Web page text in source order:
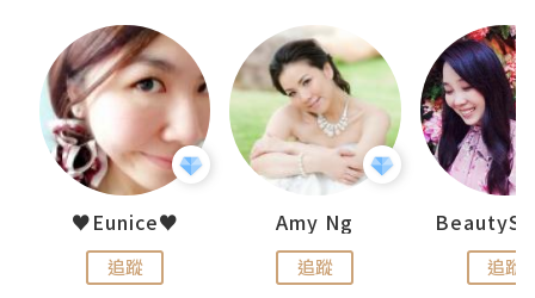
♥Eunice♥
追蹤
Amy Ng
追蹤 追蹤